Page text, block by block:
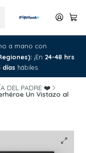
a mano con
¡En 24-48 hrs
días hábiles.
DEL PADRE ❤️
Un Vistazo al